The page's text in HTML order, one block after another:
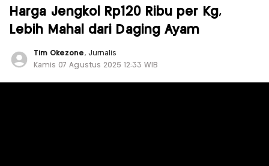
Harga Jengkol Rp120 Ribu per Kg,
Lebih Mahal dari Daging Ayam
Tim Okezone , Jurnalis
Kamis 07 Agustus 2025 12:33 WIB